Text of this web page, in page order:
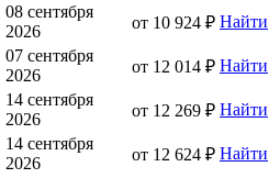
08 сентября
2026
от 10 924 ₽ Найти
07 сентября
2026
от 12 014 ₽ Найти
14 сентября
2026
от 12 269 ₽ Найти
14 сентября
2026
от 12 624 ₽ Найти